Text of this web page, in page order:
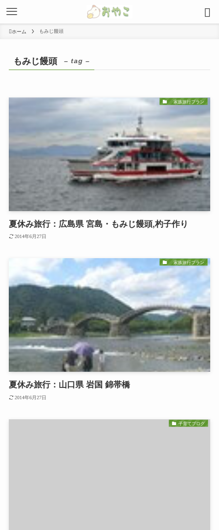
ホーム もみじ饅頭
もみじ饅頭 – tag –
家族旅行プラン
夏休み旅行：広島県 宮島・もみじ饅頭,杓子作り
2014年6月27日
家族旅行プラン
夏休み旅行：山口県 岩国 錦帯橋
2014年6月27日
子育てブログ